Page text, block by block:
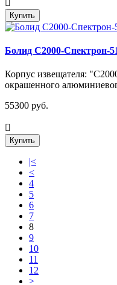
Купить
Болид С2000-Спектрон-
Корпус извещателя:
окрашенного
55300 руб.
Купить
|<
<
4
5
6
7
8
9
10
11
12
>